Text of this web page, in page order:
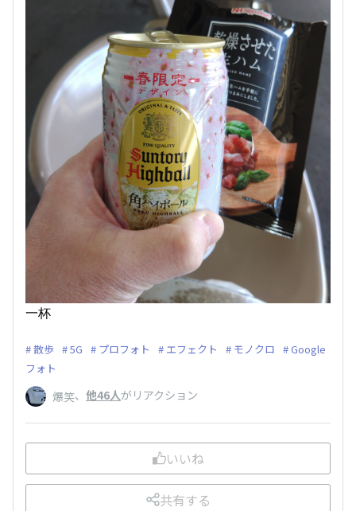
一杯
散歩 5G プロフォト エフェクト モノクロ
Google
フォト
爆笑、 他46人がリアクション
いいね
共有する